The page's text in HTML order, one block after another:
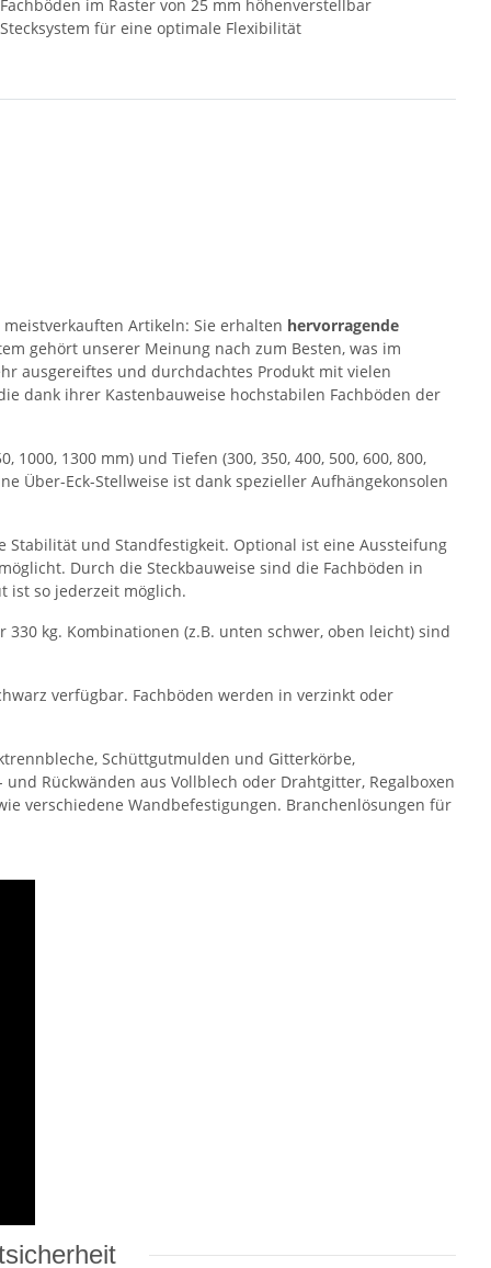
Fachböden im Raster von 25 mm höhenverstellbar
Stecksystem für eine optimale Flexibilität
Artikeln: Sie erhalten hervorragende
gehört unserer Meinung nach zum Besten, was im
ausgereiftes und durchdachtes Produkt mit vielen
dank ihrer Kastenbauweise hochstabilen Fachböden der
1300 mm) und Tiefen (300, 350, 400, 500, 600, 800,
Über-Eck-Stellweise ist dank spezieller Aufhängekonsolen
Stabilität und Standfestigkeit. Optional ist eine Aussteifung
Durch die Steckbauweise sind die Fachböden in
ist so jederzeit möglich.
kg. Kombinationen (z.B. unten schwer, oben leicht) sind
verfügbar. Fachböden werden in verzinkt oder
Schüttgutmulden und Gitterkörbe,
Rückwänden aus Vollblech oder Drahtgitter, Regalboxen
verschiedene Wandbefestigungen. Branchenlösungen für